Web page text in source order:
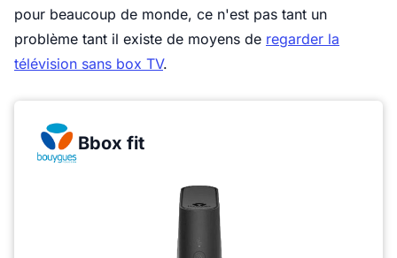
pour beaucoup de monde, ce n'est pas tant un
problème tant il existe de moyens de regarder la
télévision sans box TV.
Bbox fit